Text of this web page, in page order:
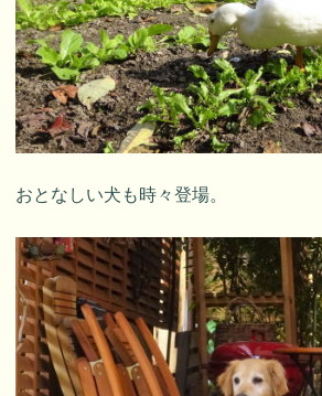
おとなしい犬も時々登場。